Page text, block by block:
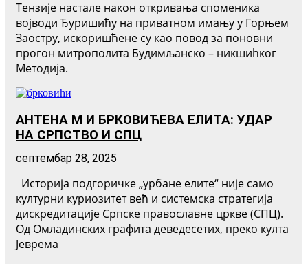
Тензије настале након откривања споменика
војводи Ђуришићу на приватном имању у Горњем
Заостру, искоришћене су као повод за поновни
прогон митрополита Будимљанско – никшићког
Методија.
АНТЕНА М И БРКОВИЋЕВА ЕЛИТА: УДАР
НА СРПСТВО И СПЦ
септембар 28, 2025
Историја подгоричке „урбане елите“ није само
културни куриозитет већ и системска стратегија
дискредитације Српске православне цркве (СПЦ).
Од Омладинских графита деведесетих, преко култа
Јеврема